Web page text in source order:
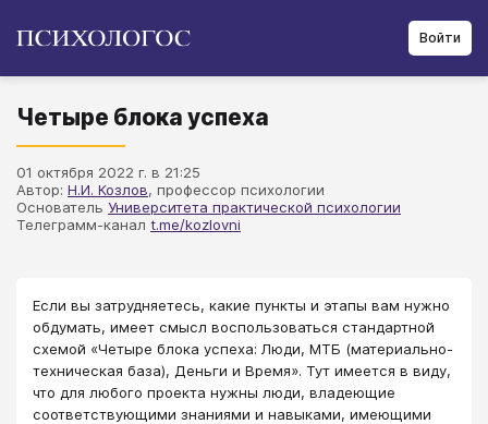
Войти
Четыре блока успеха
01 октября 2022 г. в 21:25
Автор: Н.И. Козлов, профессор психологии
Основатель Университета практической психологии
Телеграмм-канал t.me/kozlovni
Если вы затрудняетесь, какие пункты и этапы вам нужно
обдумать, имеет смысл воспользоваться стандартной
схемой «Четыре блока успеха: Люди, МТБ (материально-
техническая база), Деньги и Время». Тут имеется в виду,
что для любого проекта нужны люди, владеющие
соответствующими знаниями и навыками, имеющими